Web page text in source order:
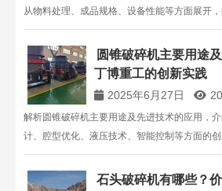
从物料处理、成品规格、设备性能等方面展开
矿山企业高效生产。
圆锥破碎机主要用途
丁博重工的创新实践​
2025年6月27日
解析圆锥破碎机主要用途及先进技术的应用，
计、腔型优化、液压技术、智能控制等方面的
力企业了解圆锥破碎机技术优势。
石头破碎机有哪些？